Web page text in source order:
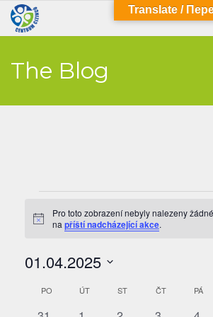
The Blog
Akce
Notice
Pro toto zobrazení nebyly nalezeny
na příští nadcházející akce.
01.04.2025
datum.
Kalendář
PO PONDĚLÍÚTÚTERÝ STSTŘEDAČT ČTVRTEK
PÁ
Translate /